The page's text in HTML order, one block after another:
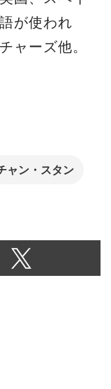
が使われ
ャーズ他。
ャン・スタン